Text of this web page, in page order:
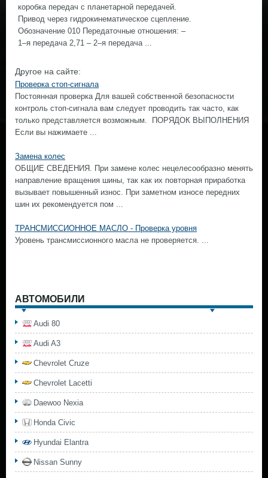
коробка передач с планетарной передачей.
Привод через гидрокинематическое сцепление.
Обозначение 010 Передаточные отношения: –
1–я передача 2,71 – 2–я передача ...
Другое на сайте:
Проверка стоп-сигнала
Постоянная проверка Для вашей собственной безопасности
контроль стоп-сигнала вам следует проводить так часто, как
только представляется возможным. ПОРЯДОК ВЫПОЛНЕНИЯ
Если вы нажимаете ...
Замена колес
ОБЩИЕ СВЕДЕНИЯ. При замене колес нецелесообразно менять
направление вращения шины, так как их повторная приработка
вызывает повышенный износ. При заметном износе передних
шин их рекомендуется пом ...
ТРАНСМИССИОННОЕ МАСЛО - Проверка уровня
Уровень трансмиссионного масла не проверяется. ...
АВТОМОБИЛИ
Audi 80
Audi A3
Chevrolet Cruze
Chevrolet Lacetti
Daewoo Nexia
Honda Civic
Hyundai Elantra
Nissan Sunny